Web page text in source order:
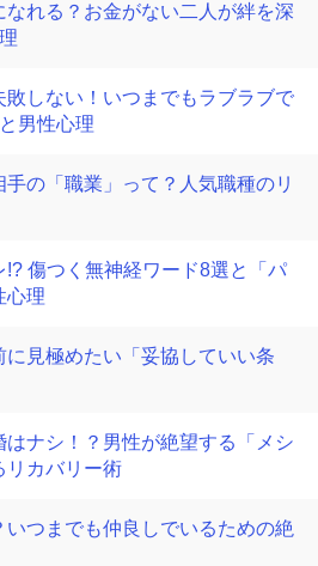
れる？お金がない二人が絆を深
しない！いつまでもラブラブで
男性心理
の「職業」って？人気職種のリ
傷つく無神経ワード8選と「パ
心理
見極めたい「妥協していい条
ナシ！？男性が絶望する「メシ
リカバリー術
つまでも仲良しでいるための絶